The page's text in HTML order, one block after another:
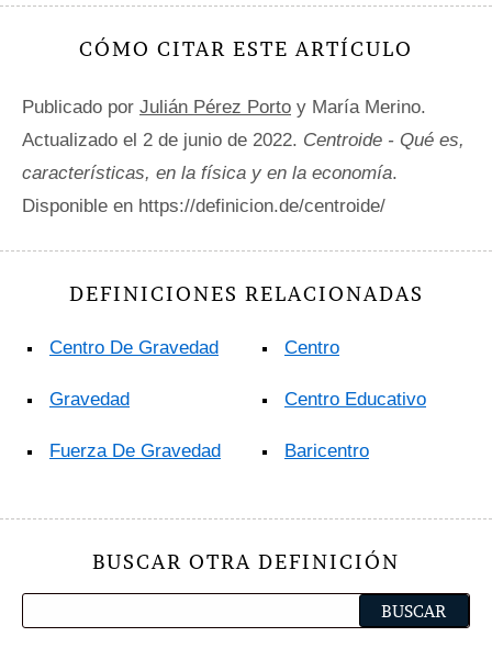
CÓMO CITAR ESTE ARTÍCULO
Publicado por Julián Pérez Porto y María Merino.
Actualizado el 2 de junio de 2022. Centroide - Qué es,
características, en la física y en la economía.
Disponible en https://definicion.de/centroide/
DEFINICIONES RELACIONADAS
Centro De Gravedad
Gravedad
Fuerza De Gravedad
Centro
Centro Educativo
Baricentro
BUSCAR OTRA DEFINICIÓN